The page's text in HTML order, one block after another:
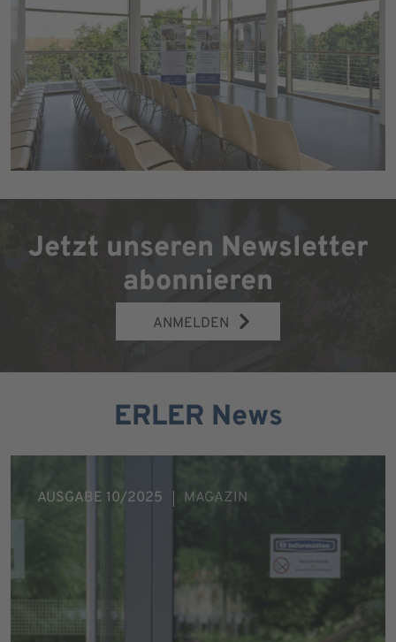
Jetzt unseren Newsletter
abonnieren
ANMELDEN
ERLER News
AUSGABE 10/2025 MAGAZIN